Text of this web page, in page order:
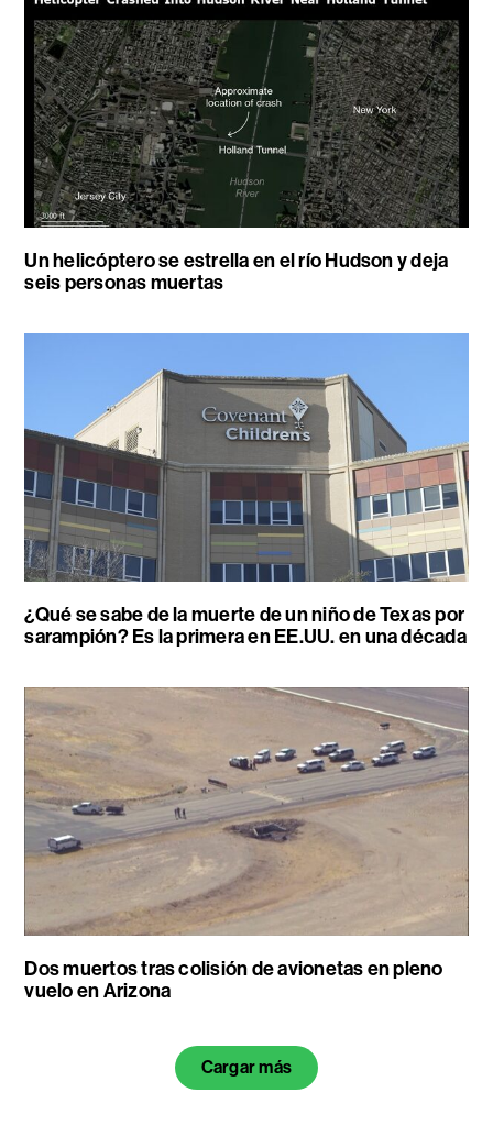
Un helicóptero se estrella en el río Hudson y deja
seis personas muertas
¿Qué se sabe de la muerte de un niño de Texas por
sarampión? Es la primera en EE.UU. en una década
Dos muertos tras colisión de avionetas en pleno
vuelo en Arizona
Cargar más